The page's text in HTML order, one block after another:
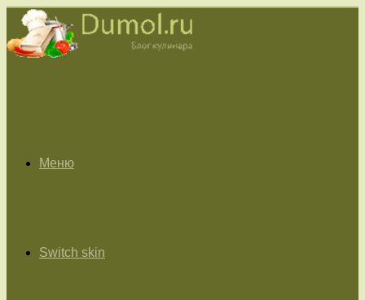
Меню
Switch skin